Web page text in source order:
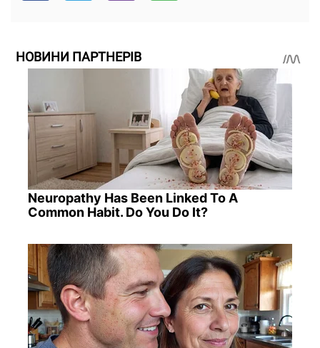
НОВИНИ ПАРТНЕРІВ
Neuropathy Has Been Linked To A
Common Habit. Do You Do It?